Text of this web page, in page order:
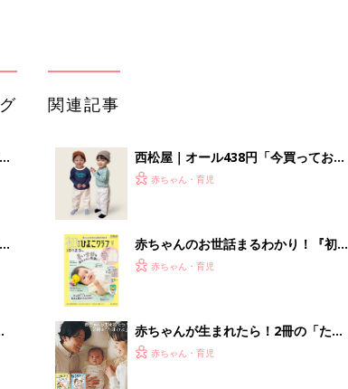
ライター厳選★冬小物4選
売員ライターが推す★秋冬のお出かけ
アイテム5選
が見逃せない！
PR（Amazon）